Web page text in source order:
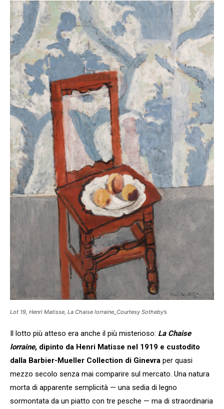
Lot 19, Henri Matisse, La Chaise lorraine_Courtesy Sotheby’s
Il lotto più atteso era anche il più misterioso: La Chaise
lorraine, dipinto da Henri Matisse nel 1919 e custodito
dalla Barbier-Mueller Collection di Ginevra per quasi
mezzo secolo senza mai comparire sul mercato. Una natura
morta di apparente semplicità — una sedia di legno
sormontata da un piatto con tre pesche — ma di straordinaria